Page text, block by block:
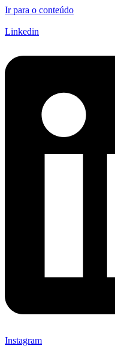
Ir para o conteúdo
Linkedin
Instagram